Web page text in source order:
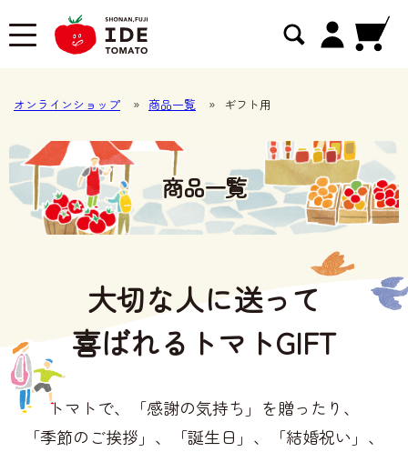
オンラインショップ » 商品一覧 » ギフト用
商品一覧
大切な人に送って
喜ばれるトマトGIFT
トマトで、「感謝の気持ち」を贈ったり、
「季節のご挨拶」、「誕生日」、「結婚祝い」、